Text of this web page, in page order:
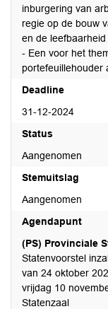
inburgering van
regie op de bouw
en de
- Een voor het
portefeuillehouder
Deadline
31-12-2024
Status
Aangenomen
Stemuitslag
Aangenomen
Agendapunt
(PS) Provinciale
Statenvoorstel
van 24 oktober
vrijdag 10
Statenzaal